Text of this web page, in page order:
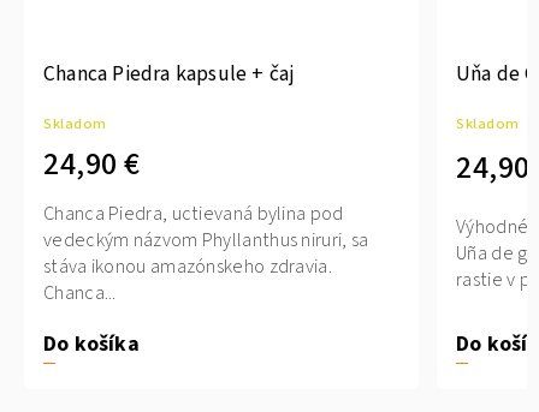
Chanca Piedra kapsule + čaj
Skladom
24,90 €
Do košíka
Chanca Piedra, uctievaná bylina pod
vedeckým názvom Phyllanthus niruri, sa
stáva ikonou amazónskeho zdravia.
Chanca...
Uňa de
Skladom
24,90
Do
Výhodné
Uña de
rastie v